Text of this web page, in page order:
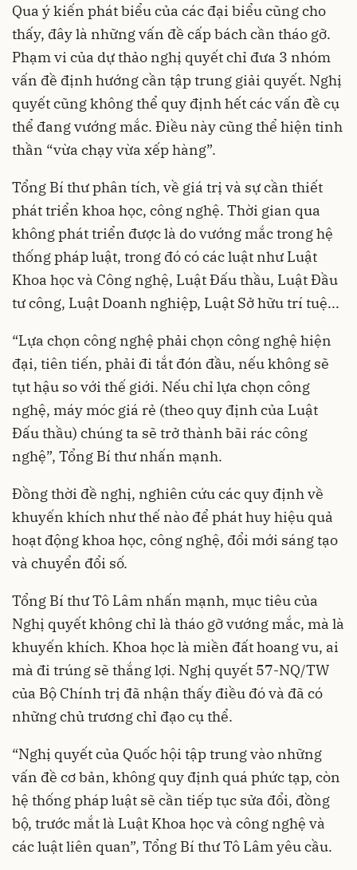
Qua ý kiến phát biểu của các đại biểu cũng cho
thấy, đây là những vấn đề cấp bách cần tháo gỡ.
Phạm vi của dự thảo nghị quyết chỉ đưa 3 nhóm
vấn đề định hướng cần tập trung giải quyết. Nghị
quyết cũng không thể quy định hết các vấn đề cụ
thể đang vướng mắc. Điều này cũng thể hiện tinh
thần “vừa chạy vừa xếp hàng”.
Tổng Bí thư phân tích, về giá trị và sự cần thiết
phát triển khoa học, công nghệ. Thời gian qua
không phát triển được là do vướng mắc trong hệ
thống pháp luật, trong đó có các luật như Luật
Khoa học và Công nghệ, Luật Đấu thầu, Luật Đầu
tư công, Luật Doanh nghiệp, Luật Sở hữu trí tuệ...
“Lựa chọn công nghệ phải chọn công nghệ hiện
đại, tiên tiến, phải đi tắt đón đầu, nếu không sẽ
tụt hậu so với thế giới. Nếu chỉ lựa chọn công
nghệ, máy móc giá rẻ (theo quy định của Luật
Đấu thầu) chúng ta sẽ trở thành bãi rác công
nghệ”, Tổng Bí thư nhấn mạnh.
Đồng thời đề nghị, nghiên cứu các quy định về
khuyến khích như thế nào để phát huy hiệu quả
hoạt động khoa học, công nghệ, đổi mới sáng tạo
và chuyển đổi số.
Tổng Bí thư Tô Lâm nhấn mạnh, mục tiêu của
Nghị quyết không chỉ là tháo gỡ vướng mắc, mà là
khuyến khích. Khoa học là miền đất hoang vu, ai
mà đi trúng sẽ thắng lợi. Nghị quyết 57-NQ/TW
của Bộ Chính trị đã nhận thấy điều đó và đã có
những chủ trương chỉ đạo cụ thể.
“Nghị quyết của Quốc hội tập trung vào những
vấn đề cơ bản, không quy định quá phức tạp, còn
hệ thống pháp luật sẽ cần tiếp tục sửa đổi, đồng
bộ, trước mắt là Luật Khoa học và công nghệ và
các luật liên quan”, Tổng Bí thư Tô Lâm yêu cầu.